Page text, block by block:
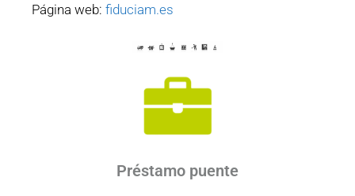
Página web: fiduciam.es
Préstamo puente